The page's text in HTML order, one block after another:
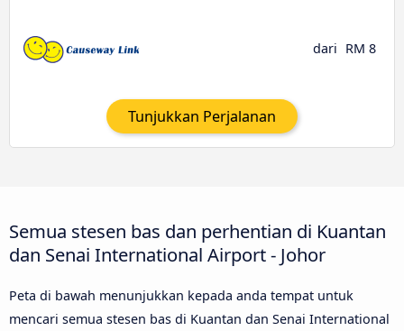
dari RM 8
Tunjukkan Perjalanan
Semua stesen bas dan perhentian di Kuantan
dan Senai International Airport - Johor
Peta di bawah menunjukkan kepada anda tempat untuk
mencari semua stesen bas di Kuantan dan Senai International